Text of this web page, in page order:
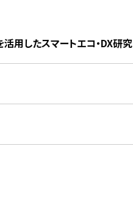
活用したスマートエコ・DX研究